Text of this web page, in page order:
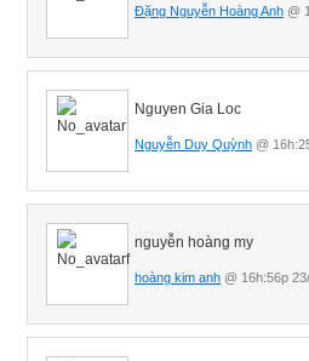
Đặng Nguyễn Hoàng Anh @
Nguyen Gia Loc
Nguyễn Duy Quỳnh @
nguyễn hoàng my
hoàng kim anh @ 16h:56p